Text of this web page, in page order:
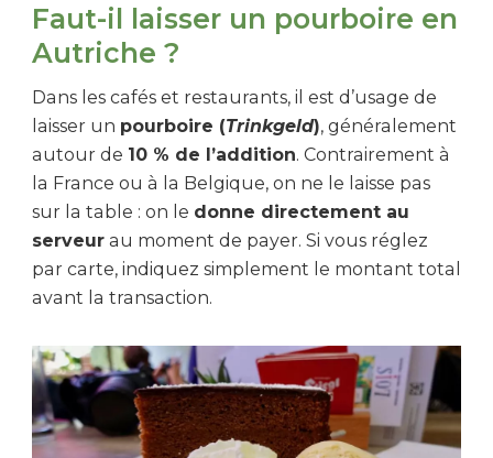
Faut-il laisser un pourboire en
Autriche ?
Dans les cafés et restaurants, il est d’usage de
laisser un pourboire (Trinkgeld), généralement
autour de 10 % de l’addition. Contrairement à
la France ou à la Belgique, on ne le laisse pas
sur la table : on le donne directement au
serveur au moment de payer. Si vous réglez
par carte, indiquez simplement le montant total
avant la transaction.